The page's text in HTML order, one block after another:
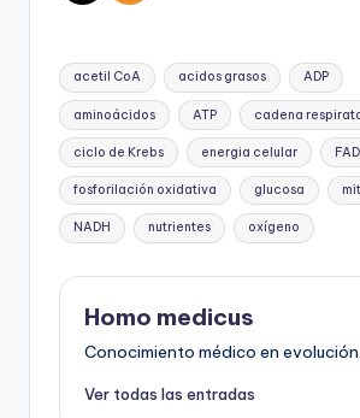
Etiquetas:
acetil CoA acidos grasos ADP
aminoácidos ATP cadena
ciclo de Krebs energia celular
fosforilación oxidativa glucosa
NADH nutrientes oxígeno
Homo medicus
Conocimiento médico en
Ver todas las entradas